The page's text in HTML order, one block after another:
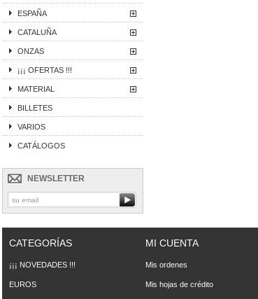
ESPAÑA
CATALUÑA
ONZAS
¡¡¡ OFERTAS !!!
MATERIAL
BILLETES
VARIOS
CATÁLOGOS
NEWSLETTER
CATEGORÍAS
¡¡¡ NOVEDADES !!!
EUROS
MI CUENTA
Mis ordenes
Mis hojas de crédito